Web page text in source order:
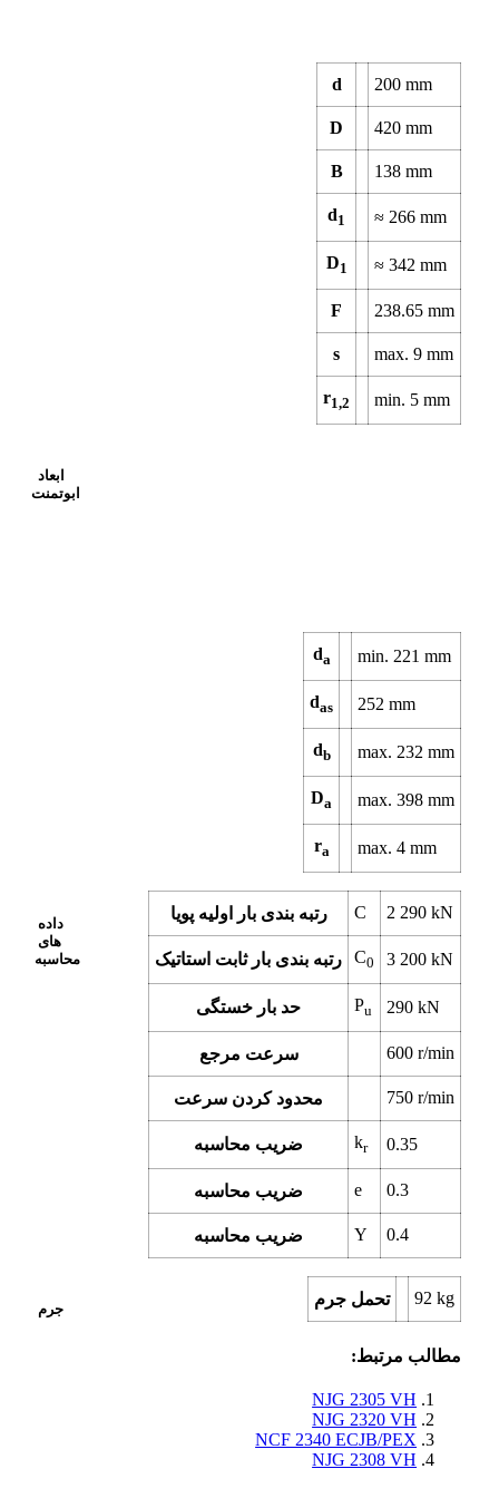
d 200mm
D 420mm
B 138mm
d1 ≈ 266mm
D1 ≈ 342mm
F 238.65mm
s max. 9mm
r1,2 min. 5mm
ابعاد
ابوتمنت
da min. 221mm
das 252mm
db max. 232mm
Da max. 398mm
ra max. 4mm
داده
های
محاسبه
رتبه بندی بار اولیه پویا C 2 290kN
رتبه بندی بار ثابت استاتیک C0 3 200kN
حد بار خستگی Pu 290kN
سرعت مرجع 600r/min
محدود کردن سرعت 750r/min
ضریب محاسبه kr 0.35
ضریب محاسبه e 0.3
ضریب محاسبه Y 0.4
جرم
تحمل جرم 92kg
مطالب مرتبط:
NJG 2305 VH
NJG 2320 VH
NCF 2340 ECJB/PEX
NJG 2308 VH